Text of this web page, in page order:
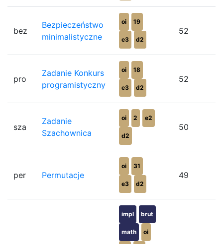
bez
Bezpieczeństwo
minimalistyczne
oi 19
e3 d2
52
pro
Zadanie Konkurs
programistyczny
oi 18
e3 d2
52
sza
Zadanie
Szachownica
oi 2 e2
d2
50
per Permutacje
oi 31
e3 d2
49
impl brut
math oi